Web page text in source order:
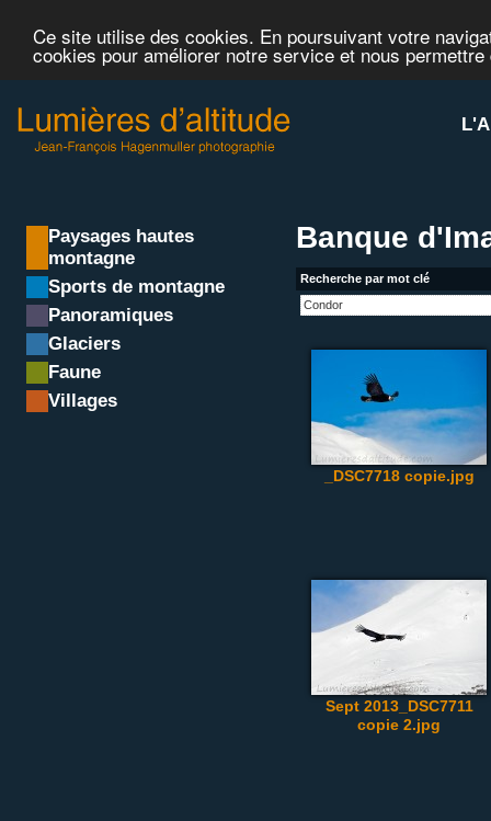
Ce site utilise des cookies. En poursuivant votre
cookies pour améliorer notre service et nous
Paysages hautes
montagne
Sports de montagne
Panoramiques
Glaciers
Faune
Villages
Banque
Recherche par mot clé
_DSC7718 copie.jpg
Sept 2013_DSC7711
copie 2.jpg